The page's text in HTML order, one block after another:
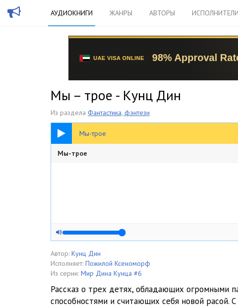
АУДИОКНИГИ ЖАНРЫ АВТОРЫ ИСПОЛНИТЕЛИ
Мы – трое - Кунц Дин
Из раздела Фантастика, фэнтези
Мы-трое
12:52
Мы-трое
Автор: Кунц Дин
Исполняет: Пожилой Ксеноморф
Из серии: Мир Дина Кунца #6
Рассказ о трех детях, обладающих огромными
способностями и считающих себя новой расой.